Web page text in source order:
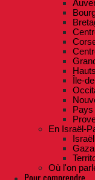
Île-
Pays
En Israël-
Israël
Gaza
Où l'on